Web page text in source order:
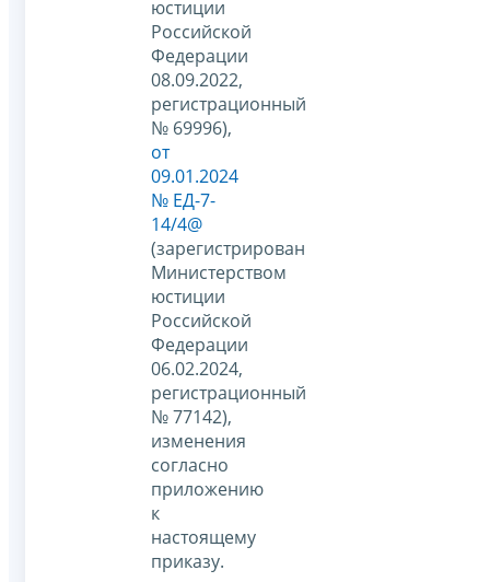
юстиции
Российской
Федерации
08.09.2022,
регистрационный
№ 69996),
от
09.01.2024
№ ЕД-7-
14/4@
(зарегистрирован
Министерством
юстиции
Российской
Федерации
06.02.2024,
регистрационный
№ 77142),
изменения
согласно
приложению
к
настоящему
приказу.